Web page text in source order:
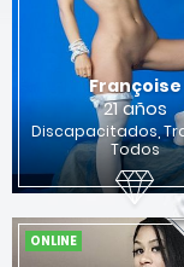
Françoise
21 años
Discapacitados,
Todos
ONLINE
Quieres
Si